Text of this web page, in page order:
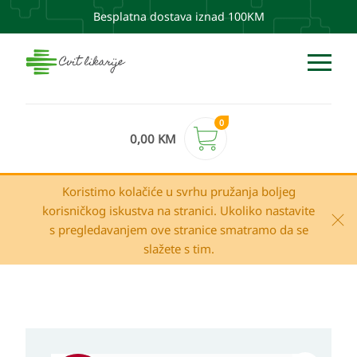
Besplatna dostava iznad 100KM
0,00 KM
0
Koristimo kolačiće u svrhu pružanja boljeg
korisničkog iskustva na stranici. Ukoliko nastavite
s pregledavanjem ove stranice smatramo da se
slažete s tim.